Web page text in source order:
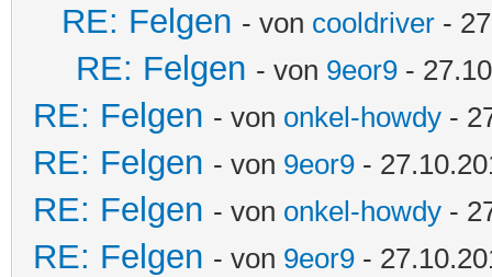
RE: Felgen - von cooldriver -
RE: Felgen - von 9eor9 -
RE: Felgen - von onkel-howdy -
RE: Felgen - von 9eor9 -
RE: Felgen - von onkel-howdy -
RE: Felgen - von 9eor9 -